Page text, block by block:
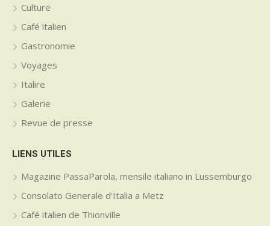
Culture
Café italien
Gastronomie
Voyages
Italire
Galerie
Revue de presse
LIENS UTILES
Magazine PassaParola, mensile italiano in Lussemburgo
Consolato Generale d’Italia a Metz
Café italien de Thionville